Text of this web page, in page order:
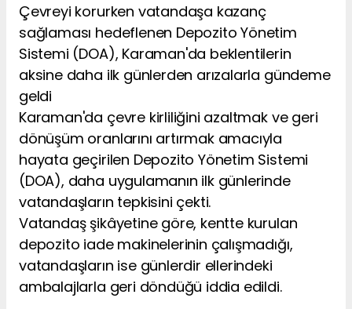
Çevreyi korurken vatandaşa kazanç
sağlaması hedeflenen Depozito Yönetim
Sistemi (DOA), Karaman'da beklentilerin
aksine daha ilk günlerden arızalarla gündeme
geldi
Karaman'da çevre kirliliğini azaltmak ve geri
dönüşüm oranlarını artırmak amacıyla
hayata geçirilen Depozito Yönetim Sistemi
(DOA), daha uygulamanın ilk günlerinde
vatandaşların tepkisini çekti.
Vatandaş şikâyetine göre, kentte kurulan
depozito iade makinelerinin çalışmadığı,
vatandaşların ise günlerdir ellerindeki
ambalajlarla geri döndüğü iddia edildi.